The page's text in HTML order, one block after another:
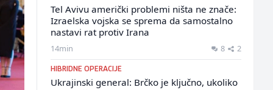
Tel Avivu američki problemi ništa ne znače:
Izraelska vojska se sprema da samostalno
nastavi rat protiv Irana
14min 8 2
HIBRIDNE OPERACIJE
Ukrajinski general: Brčko je ključno, ukoliko